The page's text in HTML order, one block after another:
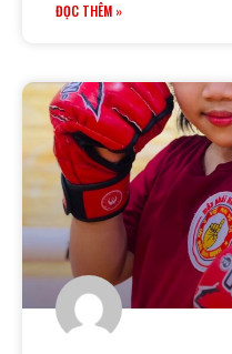
ĐỌC THÊM »